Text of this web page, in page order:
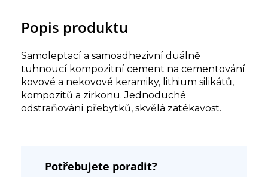
Popis produktu
Samoleptací a samoadhezivní duálně
tuhnoucí kompozitní cement na cementování
kovové a nekovové keramiky, lithium silikátů,
kompozitů a zirkonu. Jednoduché
odstraňování přebytků, skvělá zatékavost.
Potřebujete poradit?